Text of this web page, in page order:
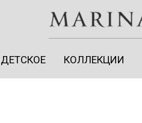
КОЛЛЕКЦИИ
ДЕТСКОЕ